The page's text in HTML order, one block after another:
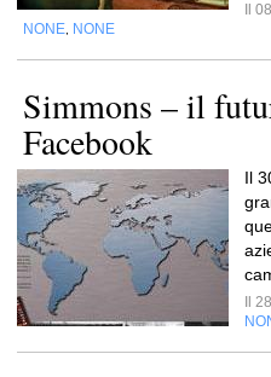
Il
NONE NONE
Simmons – il
Facebook
Il
Il